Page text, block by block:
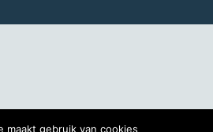
maakt gebruik van cookies